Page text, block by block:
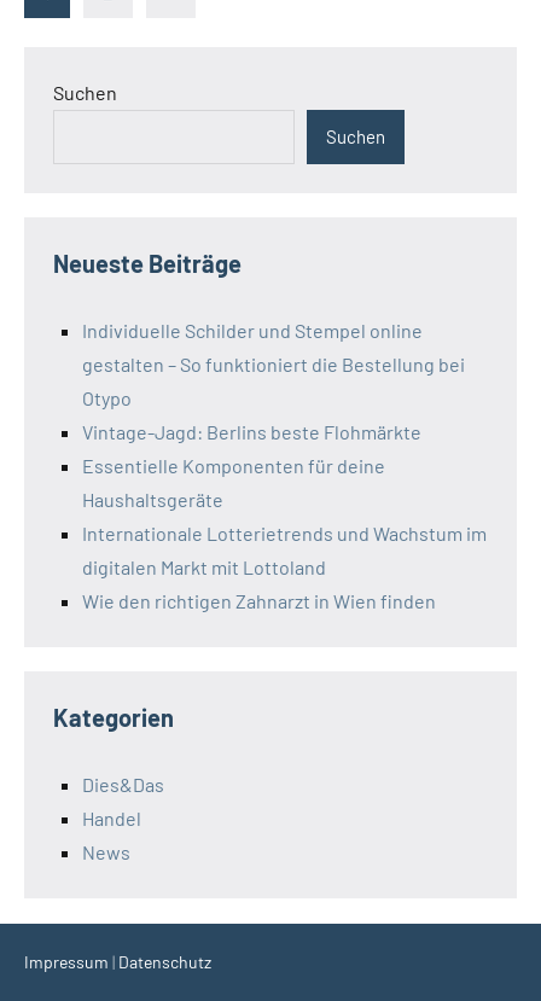
Beiträge
Suchen
Suchen
Neueste Beiträge
Individuelle Schilder und Stempel online
gestalten – So funktioniert die Bestellung bei
Otypo
Vintage-Jagd: Berlins beste Flohmärkte
Essentielle Komponenten für deine
Haushaltsgeräte
Internationale Lotterietrends und Wachstum im
digitalen Markt mit Lottoland
Wie den richtigen Zahnarzt in Wien finden
Kategorien
Dies&Das
Handel
News
Impressum | Datenschutz